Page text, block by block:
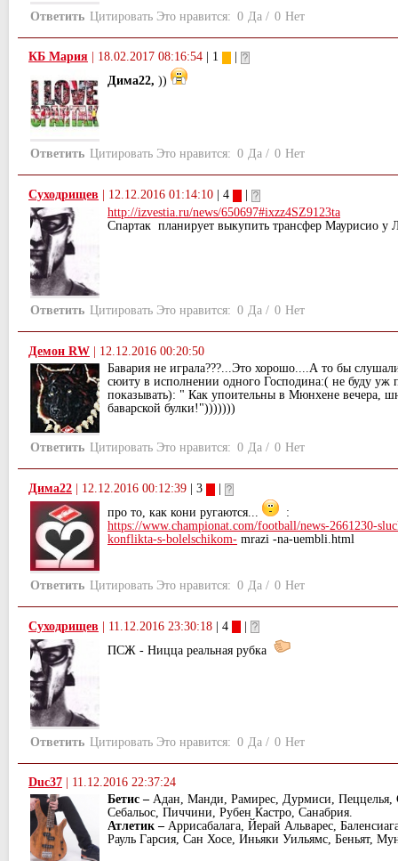
Ответить Цитировать Это нравится: 0 Да / 0 Нет
КБ Мария 18.02.2017 08:16:54 | 1
Дима22, ))
Ответить Цитировать Это нравится: 0 Да / 0 Нет
Суходрищев 12.12.2016 01:14:10 | 4
http://izvestia.ru/news/650697#ixzz4SZ9123ta
Спартак планирует выкупить трансфер Маурисио у
Ответить Цитировать Это нравится: 0 Да / 0 Нет
Демон RW
12.12.2016 00:20:50
Бавария не играла???...Это хорошо....А то бы
сюиту в исполнении одного Господина:( не буду уж
показывать): " Как упоительны в Мюнхене вечера,
баварской булки!")))))))
Ответить Цитировать Это нравится: 0 Да / 0 Нет
Дима22 12.12.2016 00:12:39 | 3
про то, как кони ругаются...
:
https://www.championat.com/football/news-2661230-
konflikta-s-bolelschikom- mrazi -na-uembli.html
Ответить Цитировать Это нравится: 0 Да / 0 Нет
Суходрищев | 11.12.2016 23:30:18 | 4
|
ПСЖ - Ницца реальная рубка
Ответить Цитировать Это нравится: 0 Да / 0 Нет
Duс37
11.12.2016 22:37:24
Бетис – Адан, Манди, Рамирес, Дурмиси, Пеццелья,
Себальос, Пиччини, Рубен Кастро, Санабрия.
Атлетик – Аррисабалага, Йерай Альварес,
Рауль Гарсия, Сан Хосе, Иньяки Уильямс, Беньят,